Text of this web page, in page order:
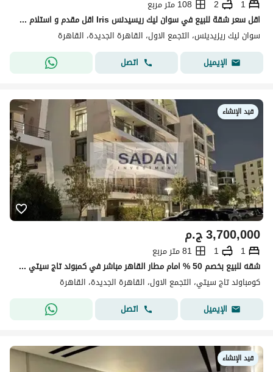
1
2
108 متر مربع
اقل سعر شقة للبيع في سوان ليك ريسيدنس Iris اقل مقدم و استلام ٢٠٢٦ تشطيب كامل و فيو علي لاندسكيب واسع
سوان ليك ريزيدينس، التجمع الاول، القاهرة الجديدة، القاهرة
الإيميل
اتصل
قيد الإنشاء
ج.م3,700,000
1
1
81 متر مربع
شقه للبيع بخصم 50 % امام مطار القاهر مباشر في كمبوند تاج سيتي القاهره الجديده
كومباوند تاج سيتي، التجمع الاول، القاهرة الجديدة، القاهرة
الإيميل
اتصل
قيد الإنشاء